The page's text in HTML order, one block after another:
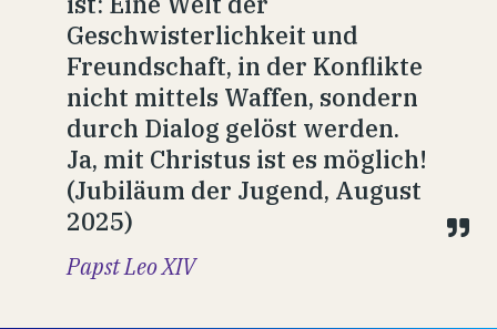
Geschwisterlichkeit und
Freundschaft, in der Konflikte
nicht mittels Waffen, sondern
durch Dialog gelöst werden.
Ja, mit Christus ist es möglich!
(Jubiläum der Jugend, August
2025)
Papst Leo XIV